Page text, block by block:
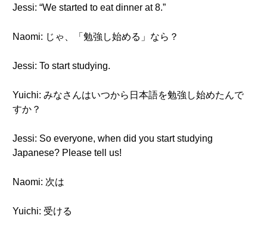
Jessi: “We started to eat dinner at 8.”
Naomi: じゃ、「勉強し始める」なら？
Jessi: To start studying.
Yuichi: みなさんはいつから日本語を勉強し始めたんで
すか？
Jessi: So everyone, when did you start studying
Japanese? Please tell us!
Naomi: 次は
Yuichi: 受ける